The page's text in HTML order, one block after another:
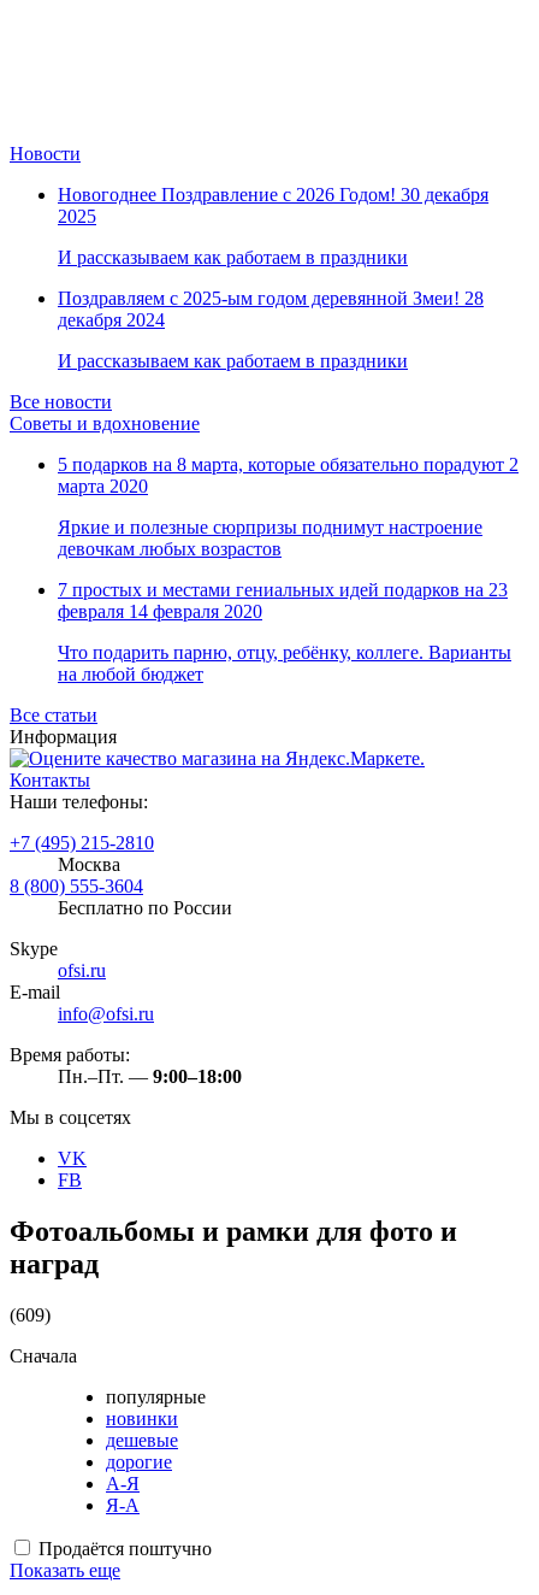
Новости
Новогоднее Поздравление с 2026 Годом! 30 декабря
2025
И рассказываем как работаем в праздники
Поздравляем с 2025-ым годом деревянной Змеи! 28
декабря 2024
И рассказываем как работаем в праздники
Все новости
Советы и вдохновение
5 подарков на 8 марта, которые обязательно порадуют 2
марта 2020
Яркие и полезные сюрпризы поднимут настроение
девочкам любых возрастов
7 простых и местами гениальных идей подарков на 23
февраля 14 февраля 2020
Что подарить парню, отцу, ребёнку, коллеге. Варианты
на любой бюджет
Все статьи
Информация
Контакты
Наши телефоны:
+7 (495) 215-2810
Москва
8 (800) 555-3604
Бесплатно по России
Skype
ofsi.ru
E-mail
info@ofsi.ru
Время работы:
Пн.–Пт. — 9:00–18:00
Мы в соцсетях
VK
FB
Фотоальбомы и рамки для фото и
наград
(609)
Сначала
популярные
новинки
дешевые
дорогие
А-Я
Я-А
Продаётся поштучно
Показать еще